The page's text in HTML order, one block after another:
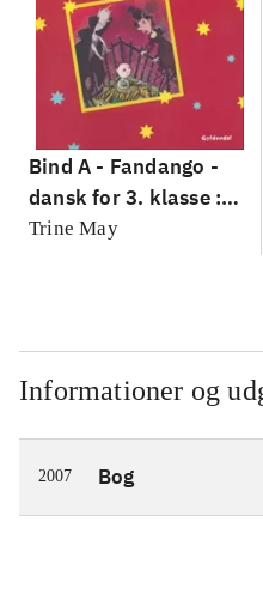
Bind A - Fandango -
dansk for 3. klasse :
grundbog --
Trine May
Informationer og
2007 Bog